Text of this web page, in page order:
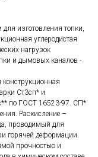
для изготовления топки,
углеродистая
нагрузок
и дымовых каналов -
Ст3сп* и
по ГОСТ 16523-97. СП*
Раскисление –
проводимый для
горячей деформации.
прочностью и